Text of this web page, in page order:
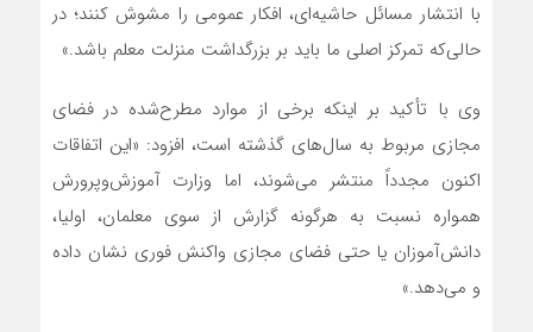
با انتشار مسائل حاشیه‌ای، افکار عمومی را مشوش کنند؛ در
حالی‌که تمرکز اصلی ما باید بر بزرگداشت منزلت معلم باشد.»
وی با تأکید بر اینکه برخی از موارد مطرح‌شده در فضای
مجازی مربوط به سال‌های گذشته است، افزود: «این اتفاقات
اکنون مجدداً منتشر می‌شوند، اما وزارت آموزش‌وپرورش
همواره نسبت به هرگونه گزارش از سوی معلمان، اولیا،
دانش‌آموزان یا حتی فضای مجازی واکنش فوری نشان داده
و می‌دهد.»